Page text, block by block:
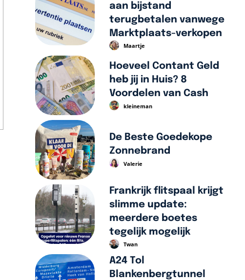
aan bijstand
terugbetalen vanwege
Marktplaats-verkopen
Maartje
Hoeveel Contant Geld
heb jij in Huis? 8
Voordelen van Cash
kleineman
De Beste Goedekope
Zonnebrand
Valerie
Frankrijk flitspaal krijgt
slimme update:
meerdere boetes
tegelijk mogelijk
Twan
A24 Tol
Blankenbergtunnel